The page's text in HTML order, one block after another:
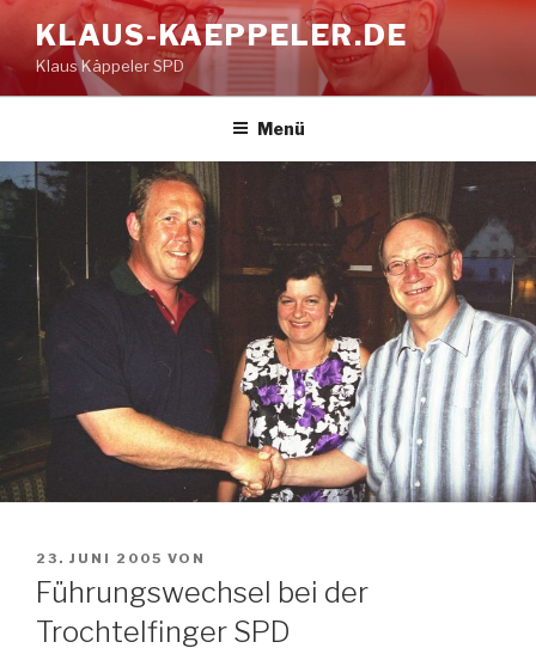
Inhalt
springen
KLAUS-KAEPPELER.DE
Klaus Käppeler SPD
Menü
VERÖFFENTLICHT
AM
23. JUNI 2005 VON
Führungswechsel bei der
Trochtelfinger SPD